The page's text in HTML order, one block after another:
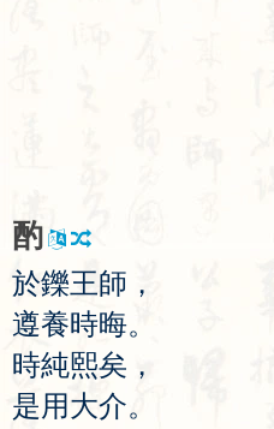
酌
於鑠王師 ，
遵養時晦。
時純熙矣 ，
是用大介。